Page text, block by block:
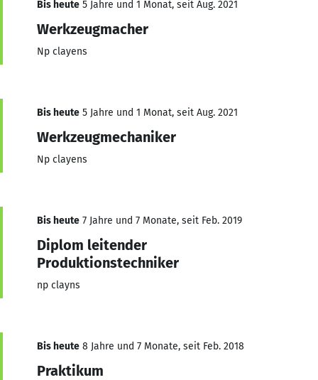
Bis heute 5 Jahre und 1 Monat, seit Aug. 2021
Werkzeugmacher
Np clayens
Bis heute 5 Jahre und 1 Monat, seit Aug. 2021
Werkzeugmechaniker
Np clayens
Bis heute 7 Jahre und 7 Monate, seit Feb. 2019
Diplom leitender
Produktionstechniker
np clayns
Bis heute 8 Jahre und 7 Monate, seit Feb. 2018
Praktikum